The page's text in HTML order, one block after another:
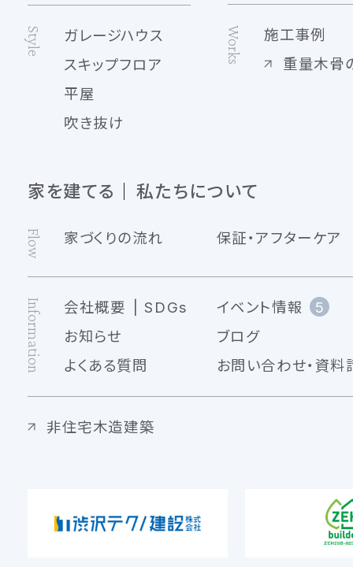
Style
ガレージハウス
スキップフロア
平屋
吹き抜け
Works
施工事例
重量木骨
家を建てる 私たちについて
Flow 家づくりの流れ 保証・アフターケア
Information 会社概要 SDGs イベント情報
5
お知らせ
ブログ
よくある質問
お問い合わせ・資料
非住宅木造建築